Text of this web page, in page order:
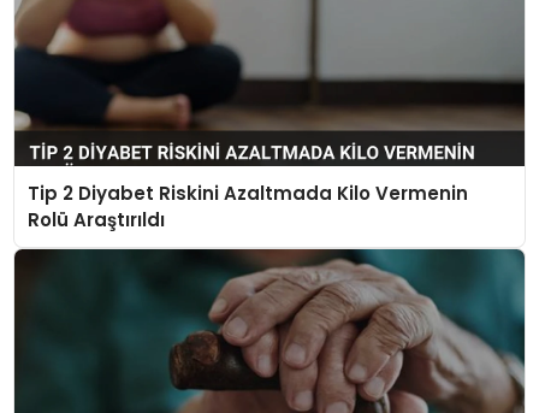
Tip 2 Diyabet Riskini Azaltmada Kilo Vermenin
Rolü Araştırıldı